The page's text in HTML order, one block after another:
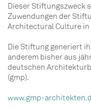
Dieser Stiftungszweck
Zuwendungen der
Architectural Culture
Die Stiftung generiert
anderem bisher aus
deutschen
(gmp).
www.gmp-